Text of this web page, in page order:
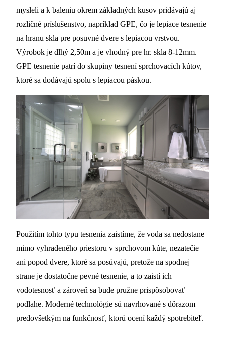
mysleli a k baleniu okrem základných kusov pridávajú aj
rozličné príslušenstvo, napríklad GPE, čo je lepiace tesnenie
na hranu skla pre posuvné dvere s lepiacou vrstvou.
Výrobok je dlhý 2,50m a je vhodný pre hr. skla 8-12mm.
GPE tesnenie patrí do skupiny tesnení sprchovacích kútov,
ktoré sa dodávajú spolu s lepiacou páskou.
Použitím tohto typu tesnenia zaistíme, že voda sa nedostane
mimo vyhradeného priestoru v sprchovom kúte, nezatečie
ani popod dvere, ktoré sa posúvajú, pretože na spodnej
strane je dostatočne pevné tesnenie, a to zaistí ich
vodotesnosť a zároveň sa bude pružne prispôsobovať
podlahe. Moderné technológie sú navrhované s dôrazom
predovšetkým na funkčnosť, ktorú ocení každý spotrebiteľ.